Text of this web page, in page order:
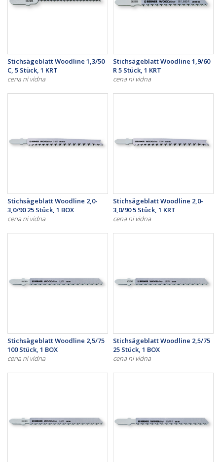
Stichsägeblatt Woodline 1,3/50
C, 5 Stück, 1 KRT
cena ni vidna
Stichsägeblatt Woodline 1,9/60
R 5 Stück, 1 KRT
cena ni vidna
Stichsägeblatt Woodline 2,0-
3,0/90 25 Stück, 1 BOX
cena ni vidna
Stichsägeblatt Woodline 2,0-
3,0/90 5 Stück, 1 KRT
cena ni vidna
Stichsägeblatt Woodline 2,5/75
100 Stück, 1 BOX
cena ni vidna
Stichsägeblatt Woodline 2,5/75
25 Stück, 1 BOX
cena ni vidna